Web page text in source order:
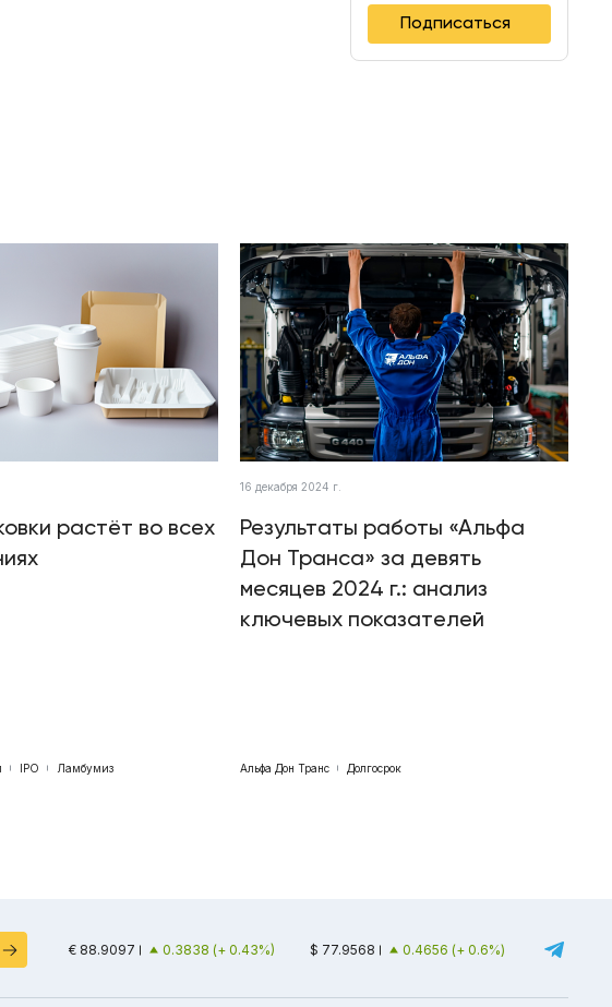
Подписаться
растёт во всех
IPO Ламбумиз
16 декабря 2024 г.
Результаты работы «Альфа
Дон Транса» за девять
месяцев 2024 г.: анализ
ключевых показателей
Альфа Дон Транс Долгосрок
€ 88.9097 0.3838 (+ 0.43%) $ 77.9568 0.4656 (+ 0.6%)